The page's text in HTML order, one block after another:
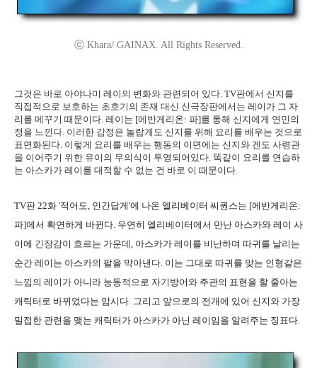
ⓒ Khara/ GAINAX. All Rights Reserved.
그것은 바로 아야나미 레이의 변화와 관련되어 있다. TV판에서 신지를
직접적으로 보호하는 초호기의 존재 대신 신극장판에서는 레이가 그 자
리를 메꾸기 때문이다. 레이는 [에반게리온: 파]를 통해 신지에게 연민의
정을 느낀다. 이러한 감정은 놀랍게도 신지를 위해 요리를 배우는 것으로
표면화된다. 이렇게 요리를 배우는 행동의 이면에는 신지와 겐도 사령관
을 이어주기 위한 유이의 무의식이 투영되어있다. 똑같이 요리를 연습하
는 아스카가 레이를 대적할 수 없는 건 바로 이 때문이다.
TV판 22화 '적어도, 인간답게'에 나온 엘리베이터 씨퀀스는 [에반게리온:
파]에서 확연하게 바뀐다. 우연히 엘리베이터에서 만난 아스카와 레이 사
이에 긴장감이 흐르는 가운데, 아스카가 레이를 비난하며 따귀를 날리는
순간 레이는 아스카의 팔을 막아낸다. 이는 그대로 따귀를 맞는 인형같은
느낌의 레이가 아니라 능동적으로 자기방어와 주관의 표현을 할 줄아는
캐릭터로 바뀌었다는 암시다. 그리고 앞으로의 전개에 있어 신지와 가장
밀접한 관련을 맺는 캐릭터가 아스카가 아닌 레이임을 알려주는 징표다.